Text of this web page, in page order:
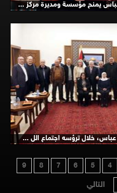
4
5
6
7
8
9
التالي